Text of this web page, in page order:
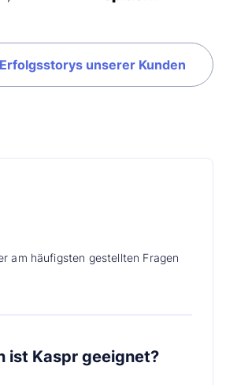
unserer Kunden
am häufigsten gestellten Fragen
ist Kaspr geeignet?